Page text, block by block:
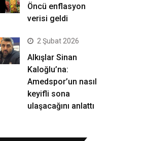
Öncü enflasyon
verisi geldi
2 Şubat 2026
Alkışlar Sinan
Kaloğlu’na:
Amedspor’un nasıl
keyifli sona
ulaşacağını anlattı